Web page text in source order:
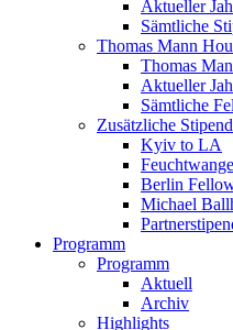
Aktueller
Sämtliche
Thomas Mann
Thomas
Aktueller
Sämtliche
Zusätzliche
Kyiv to LA
Berlin
Michael
Programm
Programm
Aktuell
Archiv
Highlights